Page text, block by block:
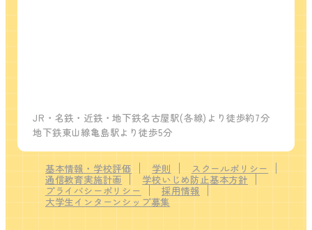
JR・名鉄・近鉄・地下鉄名古屋駅(各線)より徒歩約7分
地下鉄東山線亀島駅より徒歩5分
基本情報・学校評価 学則
スクールポリシー
通信教育実施計画
学校いじめ防止基本方針
プライバシーポリシー
採用情報
大学生インターンシップ募集